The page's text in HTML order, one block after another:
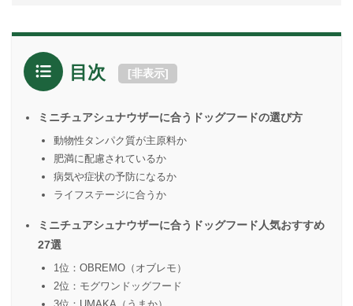
目次 [非表示]
ミニチュアシュナウザーに合うドッグフードの選び方
動物性タンパク質が主原料か
肥満に配慮されているか
病気や症状の予防になるか
ライフステージに合うか
ミニチュアシュナウザーに合うドッグフード人気おすすめ
27選
1位：OBREMO（オブレモ）
2位：モグワンドッグフード
3位：UMAKA（うまか）